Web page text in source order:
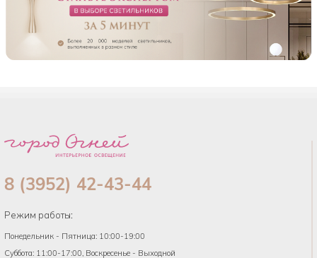
8 (3952) 42-43-44
Режим работы:
Понедельник - Пятница: 10:00-19:00
Суббота: 11:00-17:00, Воскресенье - Выходной